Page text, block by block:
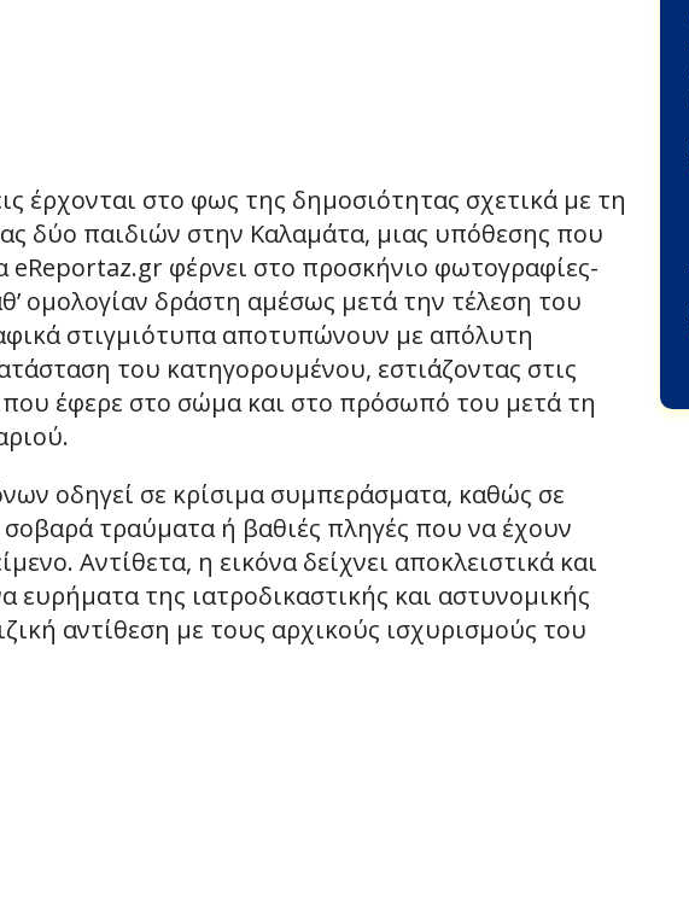
έρχονται στο φως της δημοσιότητας σχετικά με τη
δύο παιδιών στην Καλαμάτα, μιας υπόθεσης που
φέρνει στο προσκήνιο φωτογραφίες-
ομολογίαν δράστη αμέσως μετά την τέλεση του
στιγμιότυπα αποτυπώνουν με απόλυτη
του κατηγορουμένου, εστιάζοντας στις
που έφερε στο σώμα και στο πρόσωπό του μετά τη
οδηγεί σε κρίσιμα συμπεράσματα, καθώς σε
τραύματα ή βαθιές πληγές που να έχουν
Αντίθετα, η εικόνα δείχνει αποκλειστικά και
ευρήματα της ιατροδικαστικής και αστυνομικής
αντίθεση με τους αρχικούς ισχυρισμούς του